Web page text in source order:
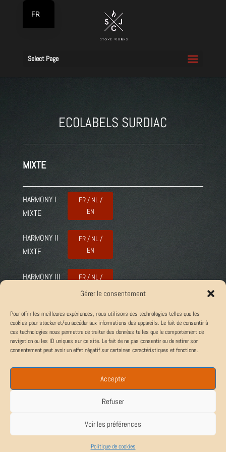
Gérer le consentement
Pour offrir les meilleures expériences, nous utilisons des technologies telles que les
cookies pour stocker et/ou accéder aux informations des appareils. Le fait de consentir à
ces technologies nous permettra de traiter des données telles que le comportement de
navigation ou les ID uniques sur ce site. Le fait de ne pas consentir ou de retirer son
consentement peut avoir un effet négatif sur certaines caractéristiques et fonctions.
Accepter
Refuser
Voir les préférences
Politique de cookies
Select Page
ECOLABELS SURDIAC
MIXTE
HARMONY I
MIXTE
FR / NL /
EN
HARMONY II
MIXTE
FR / NL /
EN
HARMONY III
FR / NL /
EN
BAYARD II
MIXTE
FR / NL /
EN
BAYARD III
MIXTE
FR / NL /
EN
FR
NL